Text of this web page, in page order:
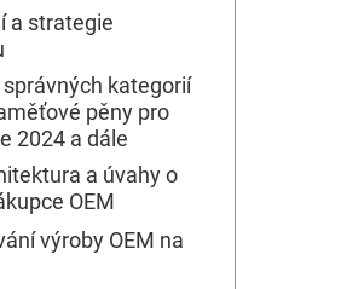
a strategie
kategorií
pěny pro
2024 a dále
a úvahy o
OEM
výroby OEM na